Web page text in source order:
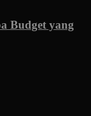
Budget yang